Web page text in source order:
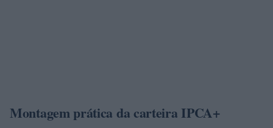
Montagem prática da carteira IPCA+